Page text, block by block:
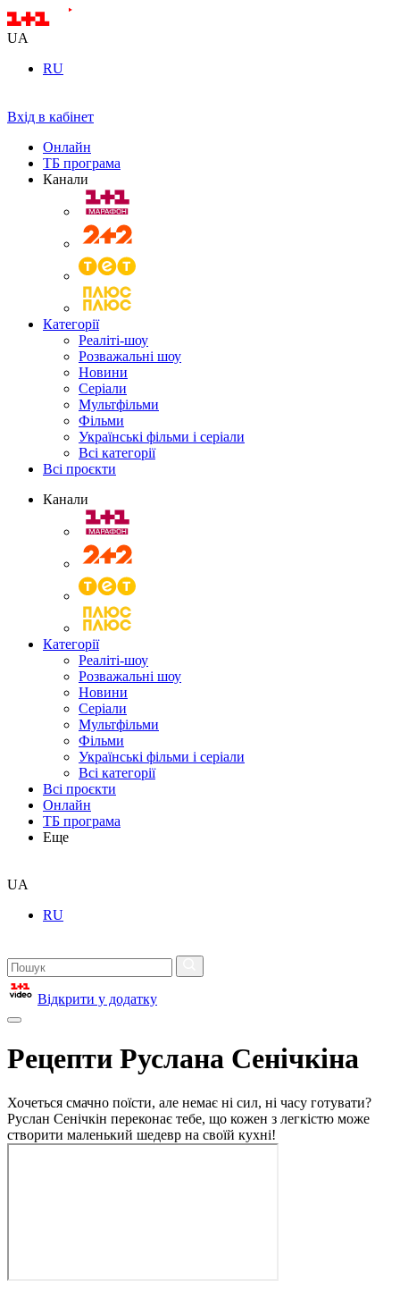
UA
RU
Вхід в кабінет
Онлайн
ТБ програма
Канали
Категорії
Реаліті-шоу
Розважальні шоу
Новини
Серіали
Мультфільми
Фільми
Українські фільми і серіали
Всі категорії
Всі проєкти
Канали
Категорії
Реаліті-шоу
Розважальні шоу
Новини
Серіали
Мультфільми
Фільми
Українські фільми і серіали
Всі категорії
Всі проєкти
Онлайн
ТБ програма
Еще
UA
RU
Відкрити у додатку
Рецепти Руслана Сенічкіна
Хочеться смачно поїсти, але немає ні сил, ні часу готувати?
Руслан Сенічкін переконає тебе, що кожен з легкістю може
створити маленький шедевр на своїй кухні!